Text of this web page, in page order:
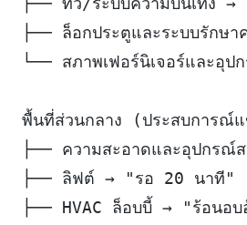
├── ล็อกประตูและระบบรัก
└── สภาพเฟอร์นิเจอร์และอุ
พื้นที่ส่วนกลาง (ประสบการณ์
├── ความสะอาดและอุปกร
├── ลิฟต์ → "รอ 20 นาที"
├── HVAC ล็อบบี้ → "ร้อนอบ